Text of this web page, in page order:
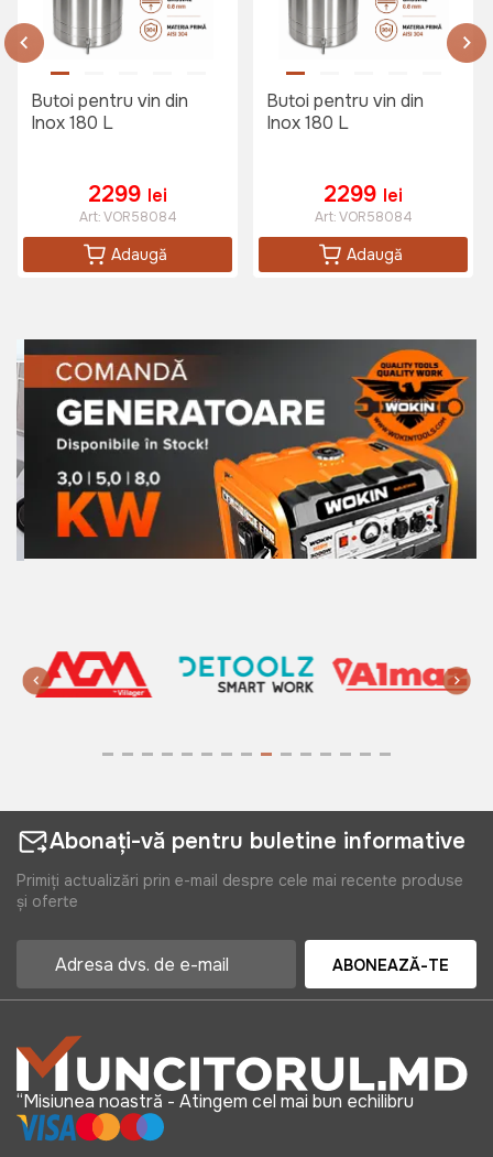
7499 lei
Caldare zincata 10L Unitehna
119 lei
85 lei
165 lei
Aparat pentru tuica 70L din Inox
Art:VOR58622
5299 lei
4299 lei
Teasc pentru struguri 50L
4999 lei
Butoi pentru vin din
Inox 180 L
2299 lei
Art:VOR58084
Adaugă
Butoi pentru vin din
Inox 180 L
2299 lei
Art:VOR58084
Adaugă
Abonați-vă pentru buletine informative
Primiți actualizări prin e-mail despre cele mai recente produse
și oferte
ABONEAZĂ-TE
“Misiunea noastră - Atingem cel mai bun echilibru